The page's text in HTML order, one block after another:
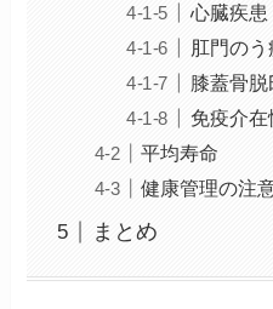
心臓疾患
肛門のう
膝蓋骨脱
免疫介在
平均寿命
健康管理の注
まとめ